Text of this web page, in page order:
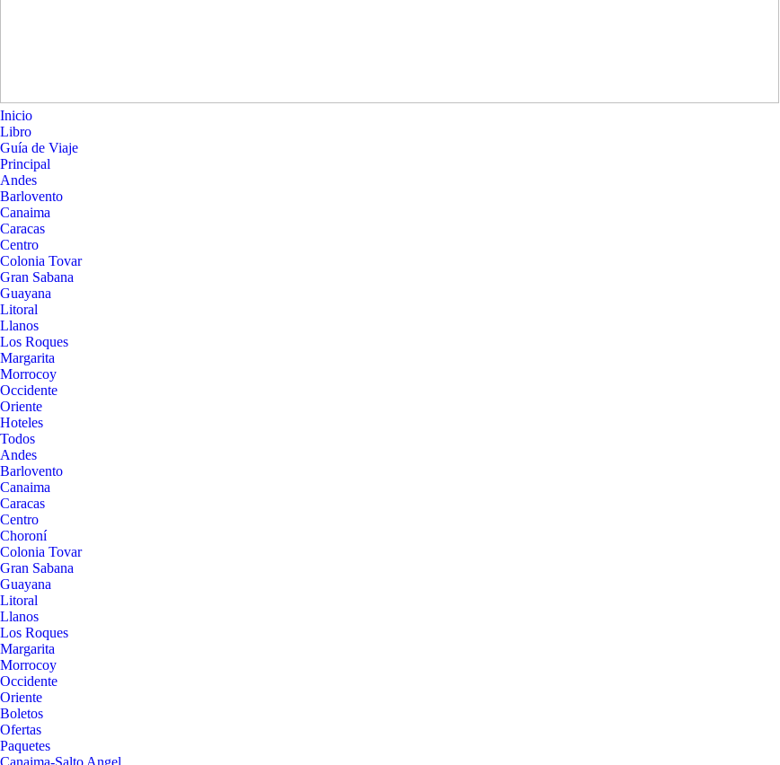
Inicio
Libro
Guía de Viaje
Principal
Andes
Barlovento
Canaima
Caracas
Centro
Colonia Tovar
Gran Sabana
Guayana
Litoral
Llanos
Los Roques
Margarita
Morrocoy
Occidente
Oriente
Hoteles
Todos
Andes
Barlovento
Canaima
Caracas
Centro
Choroní
Colonia Tovar
Gran Sabana
Guayana
Litoral
Llanos
Los Roques
Margarita
Morrocoy
Occidente
Oriente
Boletos
Ofertas
Paquetes
Canaima-Salto Angel